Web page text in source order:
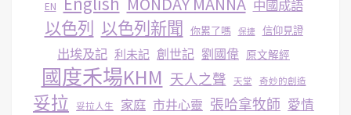
EN 中國成語
以色列 以色列新聞 你累了嗎 保捷 信仰見證
出埃及記 利未記 創世記 劉國偉 原文解經
國度禾場KHM 天人之聲 天堂 奇妙的創造
妥拉 妥拉人生 家庭 市井心靈 張哈拿牧師 愛情